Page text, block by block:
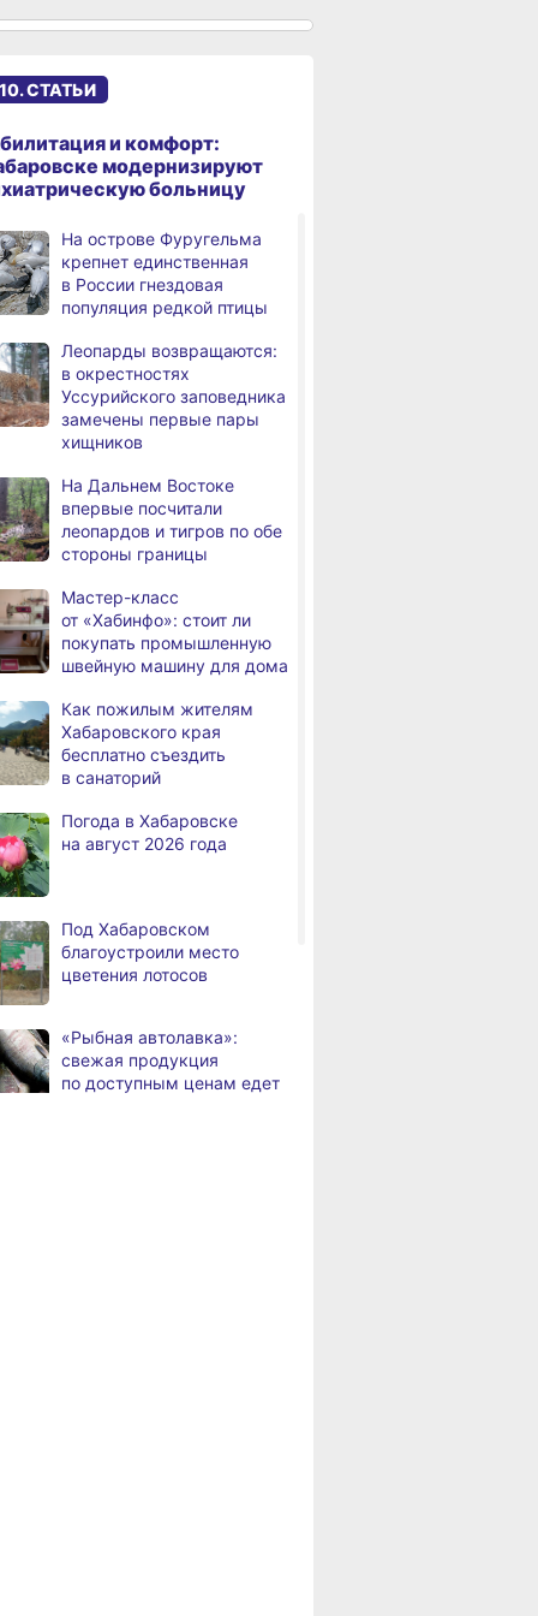
В Николаевске-на-Амуре
появится «умная»
в Хабаровском крае
в Хабаровском крае
В Хабаровском крае
высокотехнологичную
помощь получили более
Уровень Амура
у Хабаровска достиг 423
см, вода продолжает
В администрации
Хабаровска обсудили
использование средств
туристического налога
За сутки в Хабаровском
крае в 4 ДТП пострадали 10
человек
В Хабаровске из горящей
квартиры на Чехова
эвакуировали 6 человек
Хабаровского края
установился высокий класс
пожарной опасности
Хабаровского края
модернизировали 4G
возрождает
Дальневосточную студию
кинохроники
В команду крупного
издательского дома
требуется специалист
по документообороту
СТАТЬИ
и комфорт:
модернизируют
больницу
На острове Фуругельма
крепнет единственная
в России гнездовая
популяция редкой птицы
Леопарды возвращаются:
в окрестностях
Уссурийского заповедника
замечены первые пары
хищников
На Дальнем Востоке
впервые посчитали
леопардов и тигров по обе
стороны границы
Мастер-класс
от «Хабинфо»: стоит ли
покупать промышленную
швейную машину для дома
Как пожилым жителям
Хабаровского края
бесплатно съездить
в санаторий
Погода в Хабаровске
на август 2026 года
Под Хабаровском
благоустроили место
цветения лотосов
«Рыбная автолавка»:
свежая продукция
по доступным ценам едет